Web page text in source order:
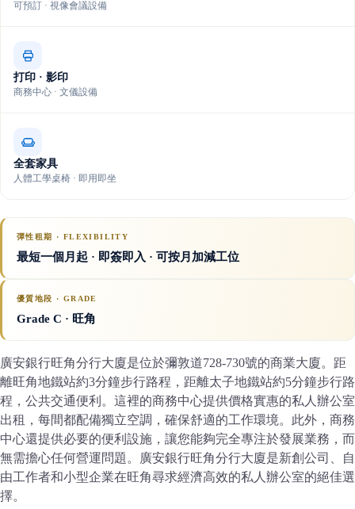
可預訂 · 視像會議設備
打印 · 影印
商務中心 · 文儀設備
全套家具
人體工學桌椅 · 即用即坐
彈性租期 · FLEXIBILITY
最短一個月起 · 即簽即入 · 可按月加減工位
優質地段 · GRADE
Grade C · 旺角
廣安銀行旺角分行大廈是位於彌敦道728-730號的商業大廈。距
離旺角地鐵站約3分鐘步行路程，距離太子地鐵站約5分鐘步行路
程，公共交通便利。這裡的商務中心提供價格實惠的私人辦公室
出租，每間都配備獨立空調，確保舒適的工作環境。此外，商務
中心還提供必要的便利設施，讓您能夠完全專注於發展業務，而
無需擔心任何營運問題。廣安銀行旺角分行大廈是新創公司、自
由工作者和小型企業在旺角尋求經濟高效的私人辦公室的絕佳選
擇。